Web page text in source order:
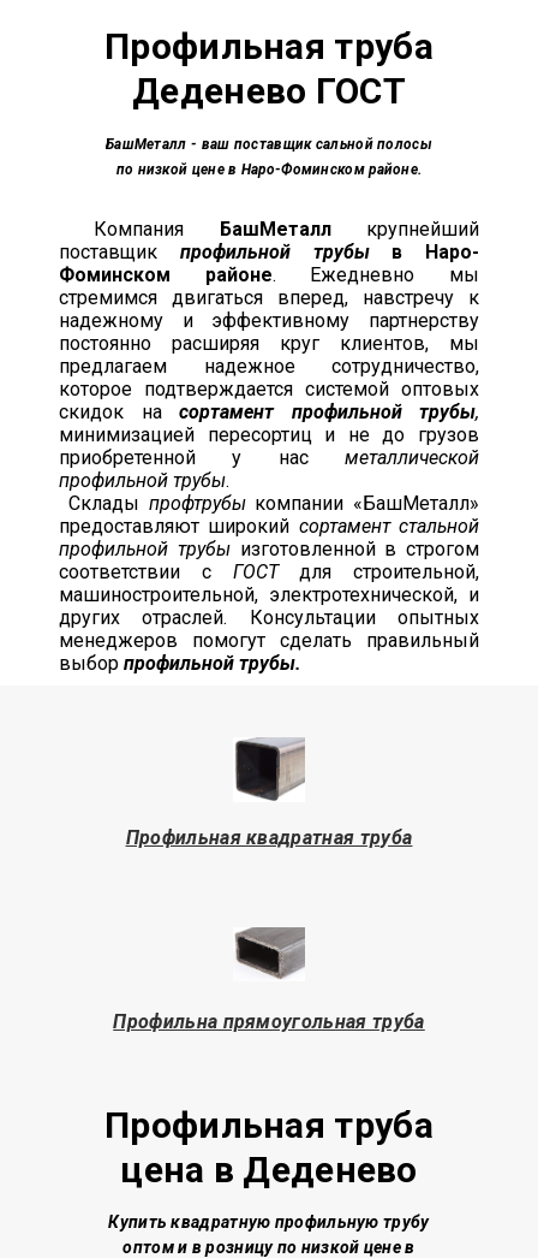
Профильная труба
Деденево ГОСТ
БашМеталл - ваш поставщик сальной полосы
по низкой цене в Наро-Фоминском районе.
Компания БашМеталлкрупнейший
поставщик профильной трубыв Наро-
Фоминском районе. Ежедневно мы
стремимся двигаться вперед, навстречу к
надежному и эффективному партнерству
постоянно расширяя круг клиентов, мы
предлагаем надежное сотрудничество,
которое подтверждается системой оптовых
скидок на сортамент профильной трубы,
минимизацией пересортиц и не до грузов
приобретенной у нас металлической
профильной трубы.
Склады профтрубыкомпании «БашМеталл»
предоставляют широкий сортамент стальной
профильной трубыизготовленной в строгом
соответствии с ГОСТдля строительной,
машиностроительной, электротехнической, и
других отраслей. Консультации опытных
менеджеров помогут сделать правильный
выбор профильной трубы.
Профильная квадратная труба
Профильна прямоугольная труба
Профильная труба
цена в Деденево
Купить квадратную профильную трубу
оптом и в розницу по низкой ценев